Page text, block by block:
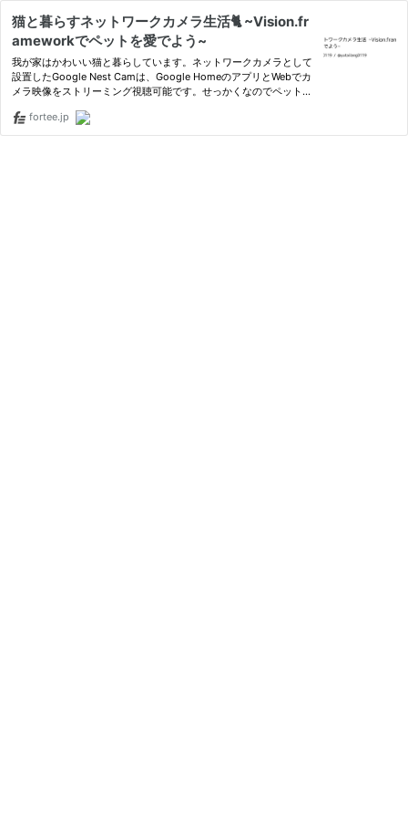
猫と暮らすネットワークカメラ生活🐈 ~Vision.fr
ameworkでペットを愛でよう~
我が家はかわいい猫と暮らしています。ネットワークカメラとして
設置したGoogle Nest Camは、Google HomeのアプリとWebでカ
メラ映像をストリーミング視聴可能です。せっかくなのでペットの
OSやvisionOSでも実行可能なアプリが欲しくなりました。Smart
Device …
fortee.jp